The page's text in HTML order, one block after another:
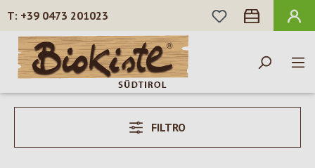
Passa al contenuto principale
+39 0473 201023
HAI 0 ARTICOLI
FILTRO